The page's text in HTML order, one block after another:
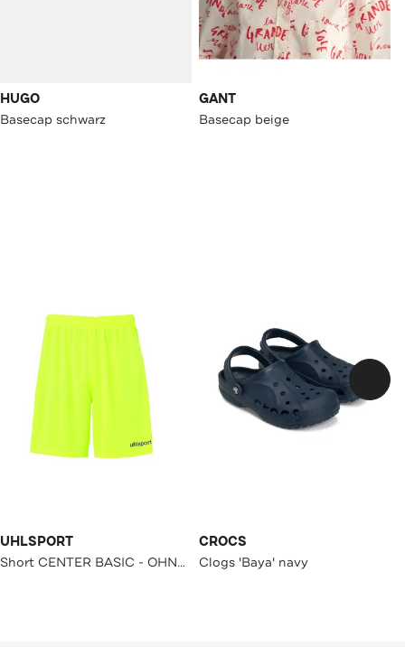
HUGO
Basecap schwarz
GANT
Basecap beige
UHLSPORT
Short CENTER BASIC - OHNE INNENSLIP fluo gelb/schwarz Straight
CROCS
Clogs 'Baya' navy